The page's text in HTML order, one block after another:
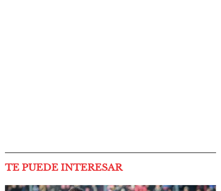
TE PUEDE INTERESAR